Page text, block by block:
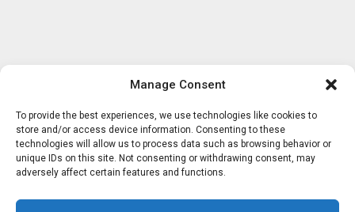
Manage Consent
To provide the best experiences, we use technologies like cookies to
store and/or access device information. Consenting to these
technologies will allow us to process data such as browsing behavior or
unique IDs on this site. Not consenting or withdrawing consent, may
adversely affect certain features and functions.